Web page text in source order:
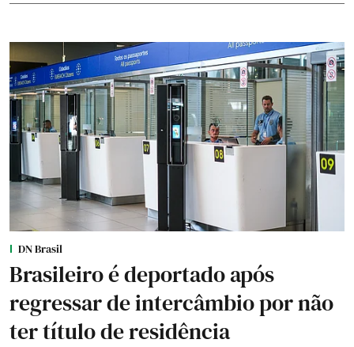
DN Brasil
Brasileiro é deportado após
regressar de intercâmbio por não
ter título de residência